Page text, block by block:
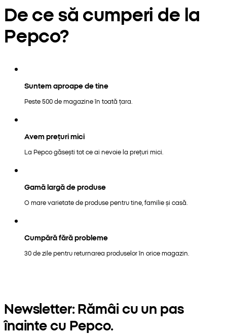
De ce să cumperi de la
Pepco?
Suntem aproape de tine
Peste 500 de magazine în toată țara.
Avem prețuri mici
La Pepco găsești tot ce ai nevoie la prețuri mici.
Gamă largă de produse
O mare varietate de produse pentru tine, familie și casă.
Cumpără fără probleme
30 de zile pentru returnarea produselor în orice magazin.
Newsletter: Rămâi cu un pas
înainte cu Pepco.